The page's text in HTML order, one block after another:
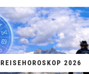
REISEHOROSKOP 2026